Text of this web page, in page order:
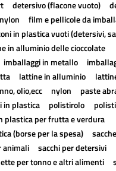
detersivo (flacone vuoto)
film e pellicole da
in plastica vuoti (detersivi,
in alluminio delle cioccolate
imballaggi in metallo
lattine in alluminio
olio,ecc nylon
paste
in plastica polistirolo
plastica per frutta e verdura
(borse per la spesa)
animali
sacchi per detersivi
per tonno e altri alimenti